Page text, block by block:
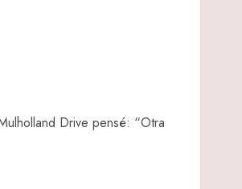
Drive pensé: “Otra